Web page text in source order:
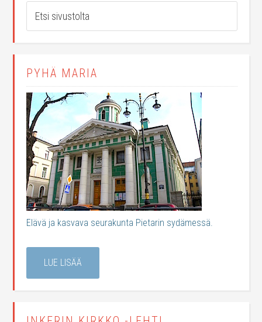
PYHÄ MARIA
Elävä ja kasvava seurakunta Pietarin sydämessä.
LUE LISÄÄ